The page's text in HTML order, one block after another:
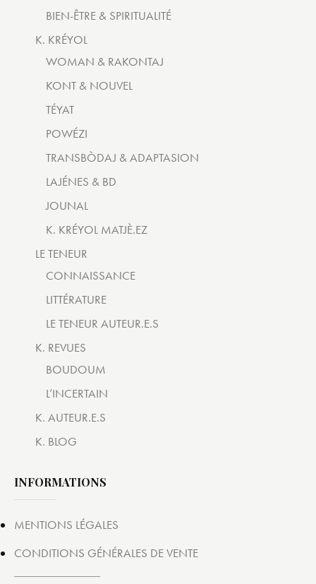
BIEN-ÊTRE & SPIRITUALITÉ
K. KRÉYOL
WOMAN & RAKONTAJ
KONT & NOUVEL
TÉYAT
POWÉZI
TRANSBÒDAJ & ADAPTASION
LAJÉNES & BD
JOUNAL
K. KRÉYOL MATJÈ.EZ
LE TENEUR
CONNAISSANCE
LITTÉRATURE
LE TENEUR AUTEUR.E.S
K. REVUES
BOUDOUM
L’INCERTAIN
K. AUTEUR.E.S
K. BLOG
INFORMATIONS
MENTIONS LÉGALES
CONDITIONS GÉNÉRALES DE VENTE